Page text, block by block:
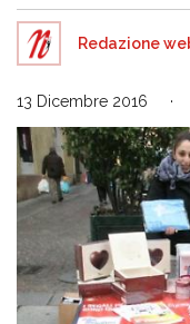
Redazione
13 Dicembre 2016